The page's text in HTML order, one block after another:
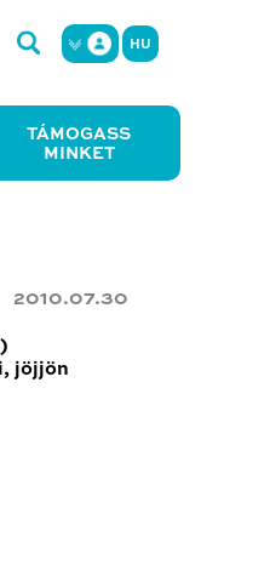
HU
TÁMOGASS
MINKET
2010.07.30
jöjjön